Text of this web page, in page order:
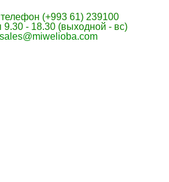
(+993 61) 239100
- 18.30 (выходной - вс)